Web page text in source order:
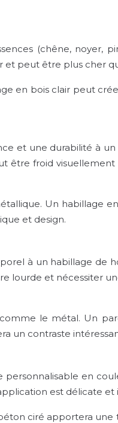
(chêne, noyer,
peut être plus cher
en bois clair peut
et une durabilité à
être froid
Un habillage
et design.
à un habillage de
lourde et nécessiter
le métal. Un
un contraste
en
est délicate
ciré apportera